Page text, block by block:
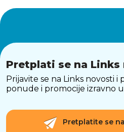
Pretplati se na Links
Prijavite se na Links novosti i
ponude i promocije izravno
Pretplatite se